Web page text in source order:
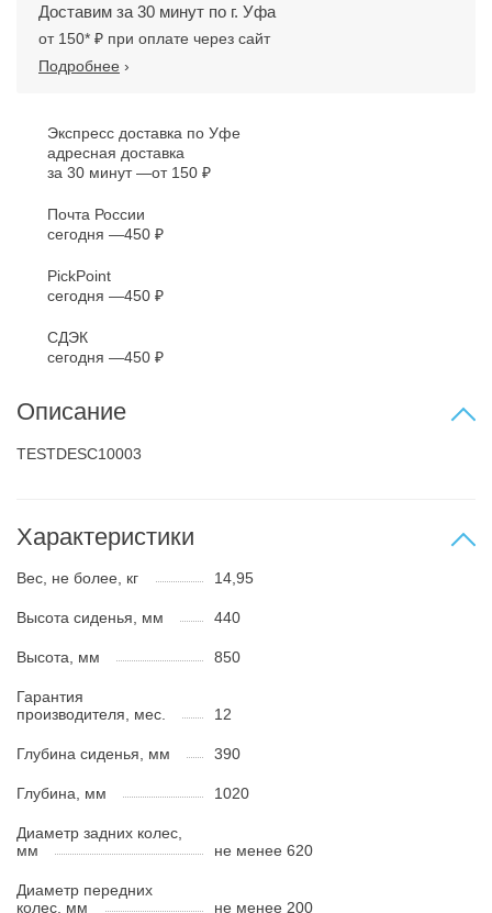
Доставим за 30 минут по г. Уфа
от 150* ₽ при оплате через сайт
Подробнее ›
Экспресс доставка по Уфе
адресная доставка
за 30 минут
от 150 ₽
Почта России
сегодня
450 ₽
PickPoint
сегодня
450 ₽
СДЭК
сегодня
450 ₽
Описание
TESTDESC10003
Характеристики
Вес, не более, кг 14,95
Высота сиденья, мм 440
Высота, мм 850
Гарантия
производителя, мес.
12
Глубина сиденья, мм 390
Глубина, мм 1020
Диаметр задних колес,
мм
не менее 620
Диаметр передних
колес, мм
не менее 200